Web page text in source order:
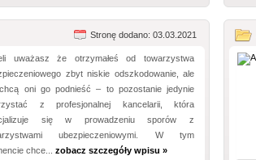
Stronę dodano: 03.03.2021
uważasz że otrzymałeś od towarzystwa
zbyt niskie odszkodowanie, ale
oni go podnieść – to pozostanie jedynie
z profesjonalnej kancelarii, która
się w prowadzeniu sporów z
ubezpieczeniowymi. W tym
chce... zobacz szczegóły wpisu »